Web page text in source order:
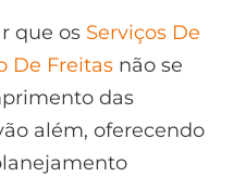
que os Serviços De
De Freitas não se
das
além, oferecendo